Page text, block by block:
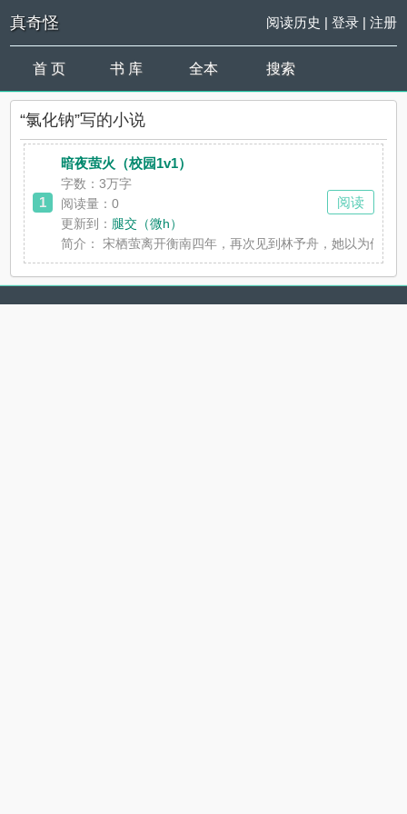
真奇怪 阅读历史 | 登录| 注册
首 页 书 库 全本 搜索
“氯化钠”写的小说
1
暗夜萤火（校园1v1）
字数：3万字
阅读量：0
更新到： 腿交（微h）
简介：
宋栖萤离开衡南四年，再次见到林予舟，她以为他已
阅读